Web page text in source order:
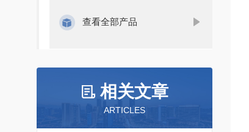
查看全部产品
相关文章
ARTICLES